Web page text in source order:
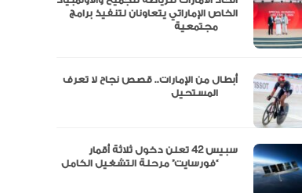
الخاص الإماراتي يتعاونان لتنفيذ برامج
أبطال من الإمارات.. قصص نجاح لا تعرف
سبيس 42 تعلن دخول ثلاثة أقمار
“فورسايت” مرحلة التشغيل الكامل